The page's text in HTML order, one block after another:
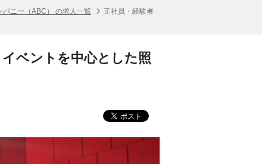
ニー（ABC） の求人一覧
正社員・経験者
ベントを中心とした照